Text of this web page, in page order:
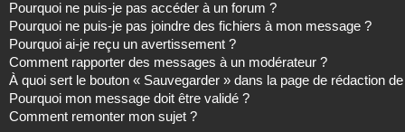
Pourquoi ne puis-je pas accéder à un forum ?
Pourquoi ne puis-je pas joindre des fichiers à mon message ?
Pourquoi ai-je reçu un avertissement ?
Comment rapporter des messages à un modérateur ?
À quoi sert le bouton « Sauvegarder » dans la page de rédaction
Pourquoi mon message doit être validé ?
Comment remonter mon sujet ?